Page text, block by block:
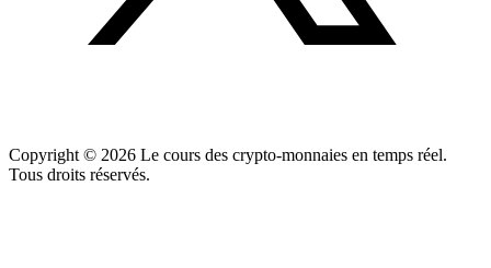
Copyright © 2026 Le cours des crypto-monnaies en temps réel.
Tous droits réservés.